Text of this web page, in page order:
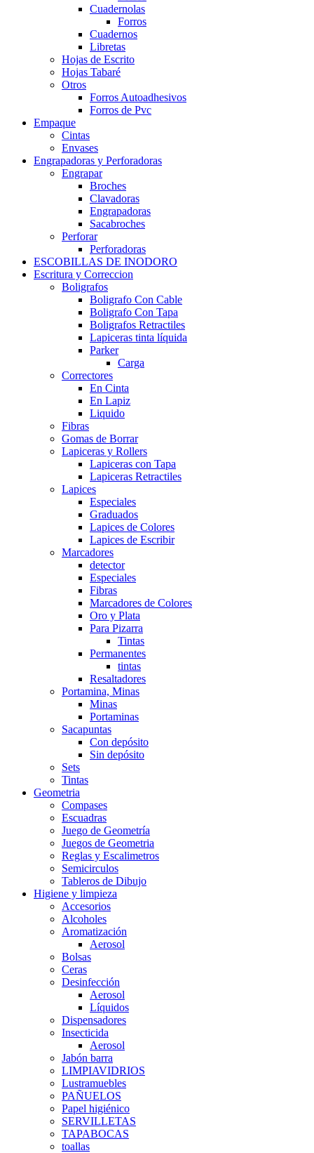
Cuadernolas
Forros
Cuadernos
Libretas
Hojas de Escrito
Hojas Tabaré
Otros
Forros Autoadhesivos
Forros de Pvc
Empaque
Cintas
Envases
Engrapadoras y Perforadoras
Engrapar
Broches
Clavadoras
Engrapadoras
Sacabroches
Perforar
Perforadoras
ESCOBILLAS DE INODORO
Escritura y Correccion
Boligrafos
Boligrafo Con Cable
Boligrafo Con Tapa
Boligrafos Retractiles
Lapiceras tinta líquida
Parker
Carga
Correctores
En Cinta
En Lapiz
Liquido
Fibras
Gomas de Borrar
Lapiceras y Rollers
Lapiceras con Tapa
Lapiceras Retractiles
Lapices
Especiales
Graduados
Lapices de Colores
Lapices de Escribir
Marcadores
detector
Especiales
Fibras
Marcadores de Colores
Oro y Plata
Para Pizarra
Tintas
Permanentes
tintas
Resaltadores
Portamina, Minas
Minas
Portaminas
Sacapuntas
Con depósito
Sin depósito
Sets
Tintas
Geometria
Compases
Escuadras
Juego de Geometría
Juegos de Geometria
Reglas y Escalimetros
Semicirculos
Tableros de Dibujo
Higiene y limpieza
Accesorios
Alcoholes
Aromatización
Aerosol
Bolsas
Ceras
Desinfección
Aerosol
Líquidos
Dispensadores
Insecticida
Aerosol
Jabón barra
LIMPIAVIDRIOS
Lustramuebles
PAÑUELOS
Papel higiénico
SERVILLETAS
TAPABOCAS
toallas